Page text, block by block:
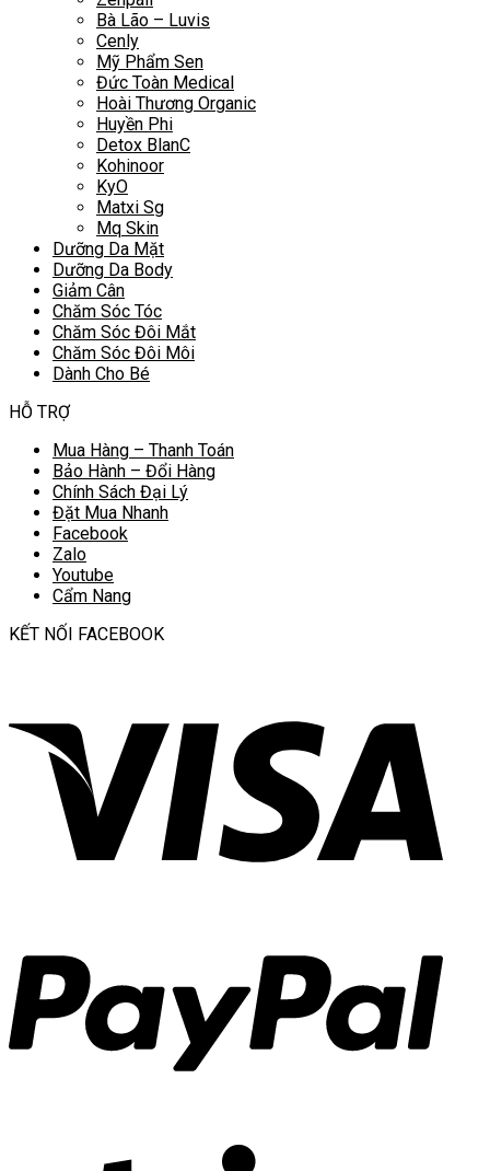
Bà Lão – Luvis
Cenly
Mỹ Phẩm Sen
Đức Toàn Medical
Hoài Thương Organic
Huyền Phi
Detox BlanC
Kohinoor
KyO
Matxi Sg
Mq Skin
Dưỡng Da Mặt
Dưỡng Da Body
Giảm Cân
Chăm Sóc Tóc
Chăm Sóc Đôi Mắt
Chăm Sóc Đôi Môi
Dành Cho Bé
HỖ TRỢ
Mua Hàng – Thanh Toán
Bảo Hành – Đổi Hàng
Chính Sách Đại Lý
Đặt Mua Nhanh
Facebook
Zalo
Youtube
Cẩm Nang
KẾT NỐI FACEBOOK